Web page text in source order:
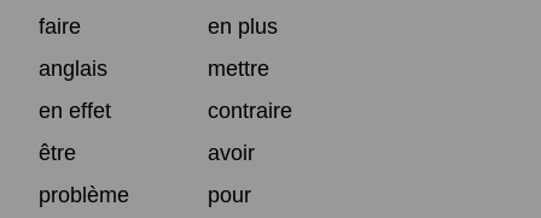
faire
en plus
anglais
mettre
en effet
contraire
être
avoir
problème
pour